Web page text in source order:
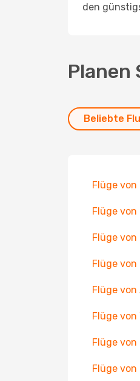
den
Planen
Beliebte
Flüge
Flüge
Flüge
Flüge
Flüge
Flüge von
Flüge
Flüge